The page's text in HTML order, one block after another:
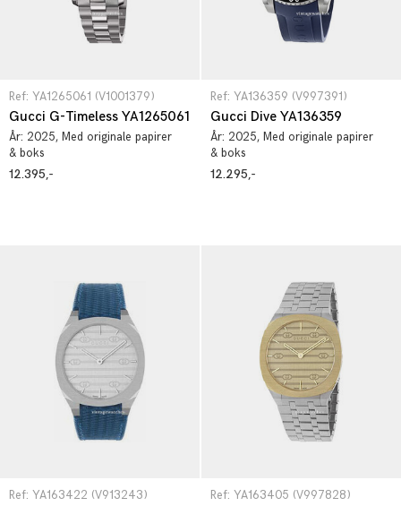
Ref: YA1265061 (V1001379)
Gucci G-Timeless YA1265061
År: 2025, Med originale papirer
& boks
12.395,-
Ref: YA136359 (V997391)
Gucci Dive YA136359
År: 2025, Med originale papirer
& boks
12.295,-
Ref: YA163422 (V913243) Ref: YA163405 (V997828)